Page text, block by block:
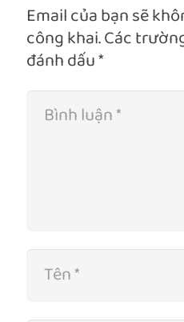
Email của bạn sẽ
công khai.Các
đánh dấu*